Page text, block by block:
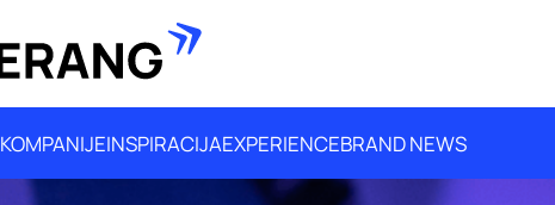
KOMPANIJEINSPIRACIJAEXPERIENCEBRAND NEWS